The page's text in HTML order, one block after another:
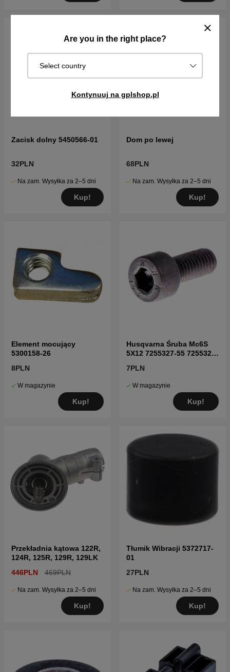
Are you in the right place?
Select country
Kontynuuj na gplshop.pl
Zacisk dolny 5450566-01
32PLN
Na zam. Wysyłka za 2–5 dni
Kup!
Dom po lewej
68PLN
Na zam. Wysyłka za 2–5 dni
Kup!
Element mocujący
5300158-26
8PLN
W magazynie
Kup!
Husqvarna Śruba Mc6S
5X12 7255327-55 7255327-
7PLN
W magazynie
Kup!
Przekładnia kątowa 122R,
124R, 125R, 129R, 129LK
446PLN
469PLN
Na zam. Wysyłka za 2–5 dni
Kup!
Tłumik Wibracji 5372717-
01
27PLN
Na zam. Wysyłka za 2–5 dni
Kup!